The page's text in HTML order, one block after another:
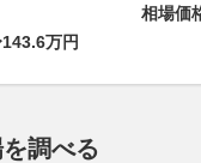
万円
相場価
調べる